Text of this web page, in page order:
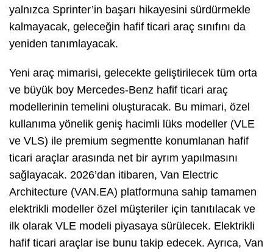
yalnızca Sprinter’in başarı hikayesini sürdürmekle
kalmayacak, geleceğin hafif ticari araç sınıfını da
yeniden tanımlayacak.
Yeni araç mimarisi, gelecekte geliştirilecek tüm orta
ve büyük boy Mercedes-Benz hafif ticari araç
modellerinin temelini oluşturacak. Bu mimari, özel
kullanıma yönelik geniş hacimli lüks modeller (VLE
ve VLS) ile premium segmentte konumlanan hafif
ticari araçlar arasında net bir ayrım yapılmasını
sağlayacak. 2026’dan itibaren, Van Electric
Architecture (VAN.EA) platformuna sahip tamamen
elektrikli modeller özel müşteriler için tanıtılacak ve
ilk olarak VLE modeli piyasaya sürülecek. Elektrikli
hafif ticari araçlar ise bunu takip edecek. Ayrıca, Van